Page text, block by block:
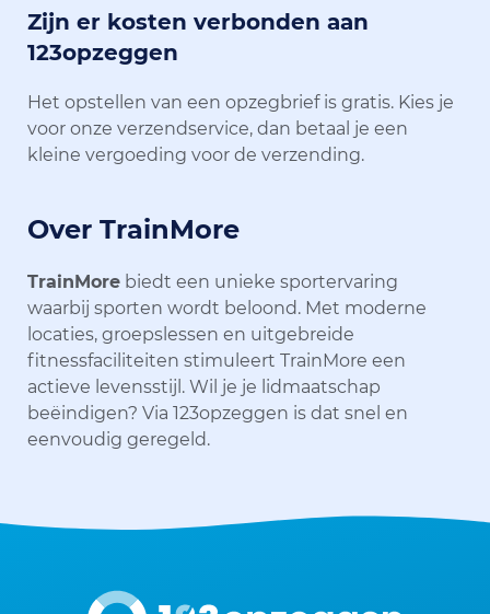
Zijn er kosten verbonden aan
123opzeggen
Het opstellen van een opzegbrief is gratis. Kies je
voor onze verzendservice, dan betaal je een
kleine vergoeding voor de verzending.
Over TrainMore
TrainMore biedt een unieke sportervaring
waarbij sporten wordt beloond. Met moderne
locaties, groepslessen en uitgebreide
fitnessfaciliteiten stimuleert TrainMore een
actieve levensstijl. Wil je je lidmaatschap
beëindigen? Via 123opzeggen is dat snel en
eenvoudig geregeld.